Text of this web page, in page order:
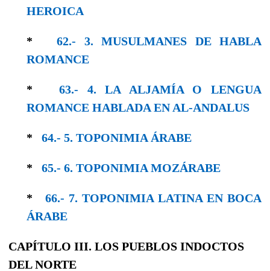
HE­ROICA
*62.- 3. MUSULMANES DE HABLA
ROMANCE
* 63.- 4. LA ALJAMÍA O LENGUA
ROMANCE HABLADA EN AL-ANDALUS
* 64.- 5. TOPONIMIA ÁRABE
* 65.- 6. TOPONIMIA MOZÁRABE
* 66.- 7. TOPONIMIA LATINA EN BOCA
ÁRABE
CAPÍTULO III. LOS PUEBLOS INDOCTOS
DEL NORTE